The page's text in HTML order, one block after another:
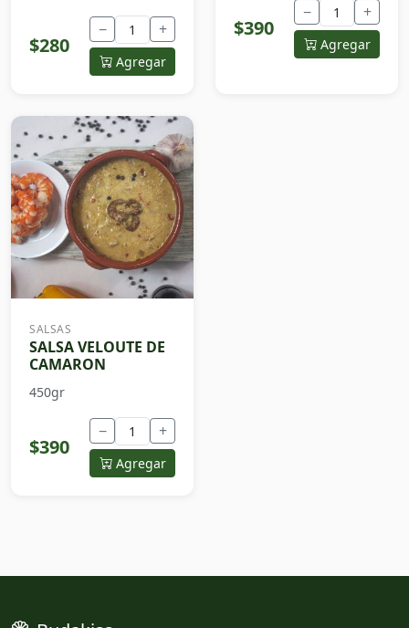
$280
− +
Agregar
$390
− +
Agregar
SALSAS
SALSA VELOUTE DE
CAMARON
450gr
$390
− +
Agregar